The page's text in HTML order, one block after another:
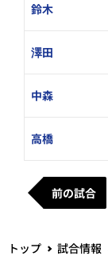
鈴木
澤田
中森
高橋
前の試合
トップ 試合情報